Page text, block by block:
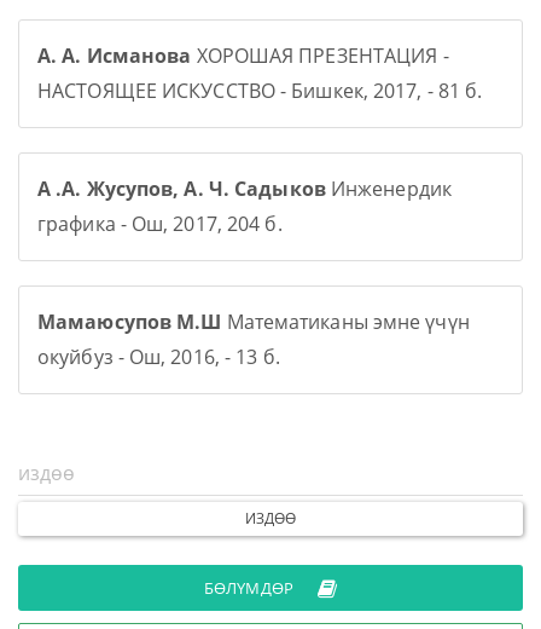
А. А. Исманова ХОРОШАЯ ПРЕЗЕНТАЦИЯ -
НАСТОЯЩЕЕ ИСКУССТВО - Бишкек, 2017, - 81 б.
А .А. Жусупов, А. Ч. Садыков Инженердик
графика - Ош, 2017, 204 б.
Мамаюсупов М.Ш Математиканы эмне үчүн
окуйбуз - Ош, 2016, - 13 б.
ИЗДӨӨ
БӨЛҮМДӨР